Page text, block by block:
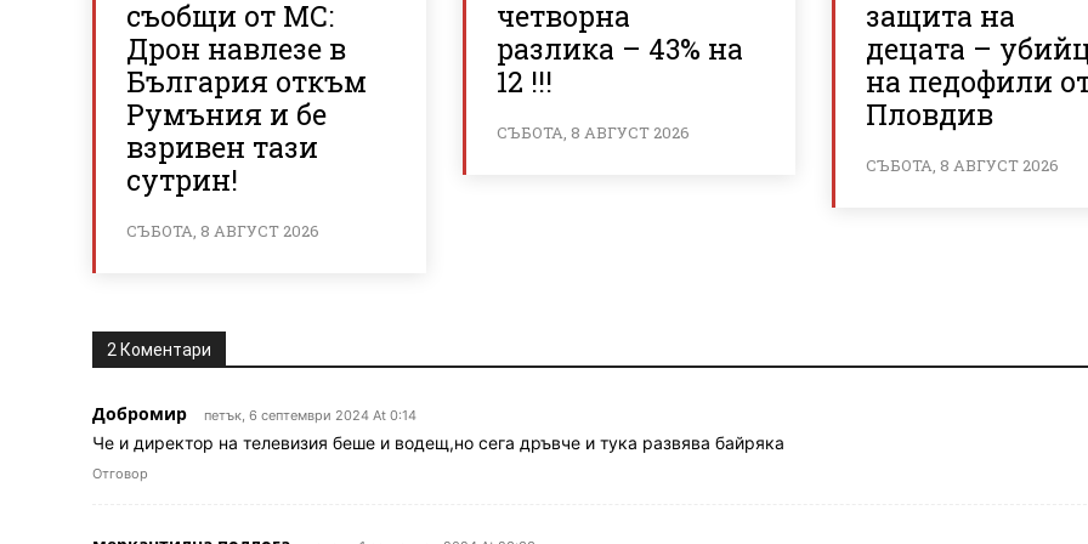
съобщи от МС:
Дрон навлезе в
България откъм
Румъния и бе
взривен тази
сутрин!
СЪБОТА, 8 АВГУСТ 2026
четворна
разлика – 43% на
12 !!!
СЪБОТА, 8 АВГУСТ 2026
защита на
децата –
на педофили
Пловдив
СЪБОТА, 8 АВГУСТ 2026
2 Коментари
Добромир петък, 6 септември 2024 At 0:14
Че и директор на телевизия беше и водещ,но сега дръвче и тука развява байряка
Отговор